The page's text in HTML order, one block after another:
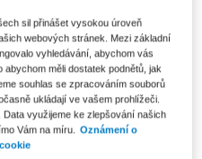
1.8. do 21.8. z technických
daňové doklady. Budou vám
Vložit do košíku
sil přinášet vysokou úroveň
webových stránek. Mezi základní
vyhledávání, abychom vás
abychom měli dostatek podnětů, jak
souhlas se zpracováním souborů
ukládají ve vašem prohlížeči.
Data využijeme ke zlepšování našich
Vám na míru.
Oznámení o